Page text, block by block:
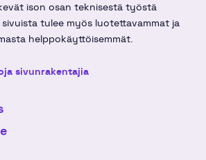
ison osan teknisestä työstä
sivuista tulee myös luotettavammat ja
helppokäyttöisemmät.
sivunrakentajia